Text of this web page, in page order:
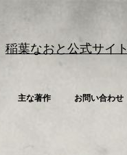
稲葉なおと公式サイト
主な著作 お問い合わせ